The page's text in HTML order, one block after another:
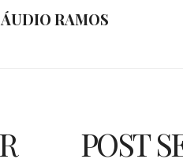
RAMOS
POST